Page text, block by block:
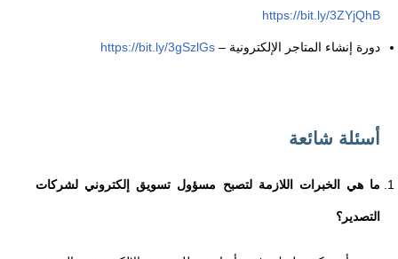
https://bit.ly/3ZYjQhB
دورة إنشاء المتاجر الإلكترونية –
أسئلة شائعة
ما هي الخبرات اللازمة لتصبح مسؤول تسويق إلكتروني لشركات
التصدير؟